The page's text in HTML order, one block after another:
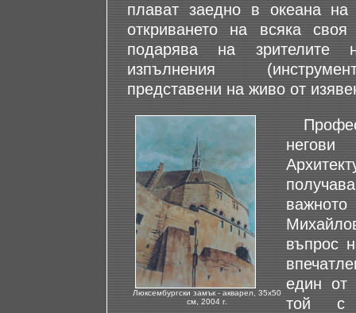
плават заедно в океана на
откриването на всяка
подарява на зрителите
изпълнения
представени на живо от
Люксембургски замък - акварел, 35х50
см, 2004 г.
въпрос
един от
той с